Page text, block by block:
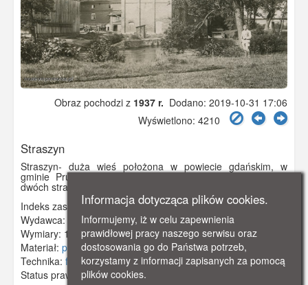
Obraz pochodzi z 1937 r. Dodano: 2019-10-31 17:06
Wyświetlono: 4210
Straszyn
Straszyn- duża wieś położona w powiecie gdańskim, w
gminie Pruszcz Gdański. Na pocztówce widzimy jeden z
dwóch straszyńskich młynów.
Indeks zasobu:GSP01081
Wydawca:
Wymiary: 138 x 88 mm
Materiał: pocztówka
Technika: fotografia czarno-biała
Status prawny:Użycie Niekomercyjne
Informacja dotycząca plików cookies.
Informujemy, iż w celu zapewnienia
prawidłowej pracy naszego serwisu oraz
dostosowania go do Państwa potrzeb,
korzystamy z informacji zapisanych za pomocą
plików cookies.